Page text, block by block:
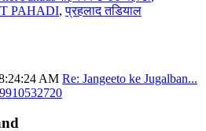
PAHADI,प्रहलाद तडियाल
AM Re: Jangeeto ke Jugalban...